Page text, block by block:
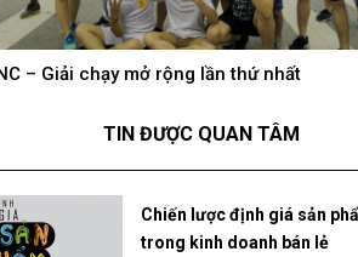
– Giải chạy mở rộng lần thứ nhất
khí cổ vũ U23 Việt Nam tại BNC
Chiến lược định giá sản